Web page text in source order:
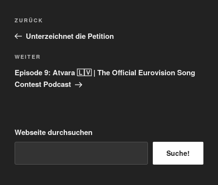
Beitragsnavigation
Vorheriger
Beitrag
ZURÜCK
Unterzeichnet die Petition
Nächster
Beitrag
WEITER
Episode 9: Atvara 🇱🇻 | The Official Eurovision Song
Contest Podcast
Webseite durchsuchen
Suche!